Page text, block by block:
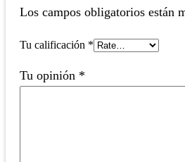
Los campos obligatorios están
Tu calificación *
Tu opinión *